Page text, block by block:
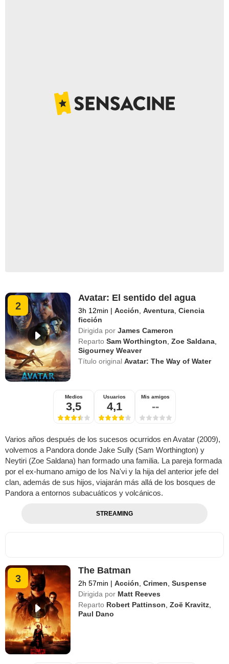
2
Avatar: El sentido del agua
3h 12min | Acción ,Aventura ,Ciencia
ficción
Dirigida por James Cameron
Reparto Sam Worthington ,Zoe Saldana
Sigourney Weaver
Título originalAvatar: The Way of Water
Medios
3,5
Usuarios
4,1
Mis amigos
--
Varios años después de los sucesos ocurridos en Avatar (2009),
volvemos a Pandora donde Jake Sully (Sam Worthington) y
Neytiri (Zoe Saldana) han formado una familia. La pareja formada
por el ex-humano amigo de los Na'vi y la hija del anterior jefe del
clan, además de sus hijos, viajarán más allá de los bosques de
Pandora a entornos subacuáticos y volcánicos.
STREAMING
3
The Batman
2h 57min | Acción ,Crimen ,Suspense
Dirigida por Matt Reeves
Reparto Robert Pattinson ,Zoë Kravitz
Paul Dano